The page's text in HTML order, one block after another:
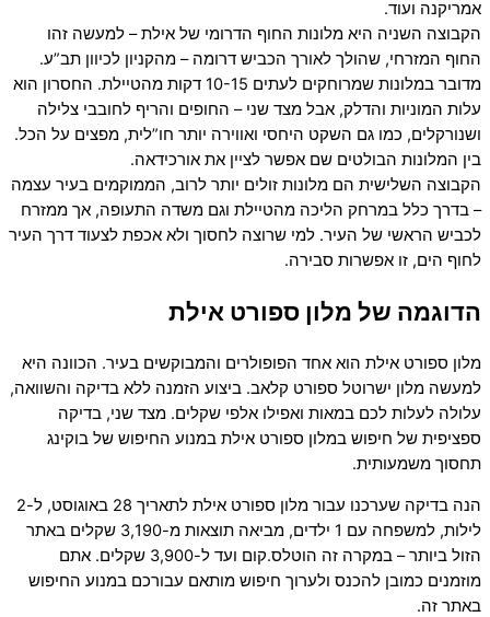
אמריקנה ועוד.
הקבוצה השניה היא מלונות החוף הדרומי של אילת – למעשה זהו
החוף המזרחי, שהולך לאורך הכביש דרומה – מהקניון לכיוון תב”ע.
מדובר במלונות שמרוחקים לעתים 10-15 דקות מהטיילת. החסרון הוא
עלות המוניות והדלק, אבל מצד שני – החופים והריף לחובבי צלילה
ושנורקלים, כמו גם השקט היחסי ואווירה יותר חו”לית, מפצים על הכל.
בין המלונות הבולטים שם אפשר לציין את אורכידאה.
הקבוצה השלישית הם מלונות זולים יותר לרוב, הממוקמים בעיר עצמה
– בדרך כלל במרחק הליכה מהטיילת וגם משדה התעופה, אך ממזרח
לכביש הראשי של העיר. למי שרוצה לחסוך ולא אכפת לצעוד דרך העיר
לחוף הים, זו אפשרות סבירה.
הדוגמה של מלון ספורט אילת
מלון ספורט אילת הוא אחד הפופולרים והמבוקשים בעיר. הכוונה היא
למעשה מלון ישרוטל ספורט קלאב. ביצוע הזמנה ללא בדיקה והשוואה,
עלולה לעלות לכם במאות ואפילו אלפי שקלים. מצד שני, בדיקה
ספציפית של חיפוש במלון ספורט אילת במנוע החיפוש של בוקינג
תחסוך משמעותית.
הנה בדיקה שערכנו עבור מלון ספורט אילת לתאריך 28 באוגוסט, ל-2
לילות, למשפחה עם 1 ילדים, מביאה תוצאות מ-3,190 שקלים באתר
הזול ביותר – במקרה זה הוטלס.קום ועד ל-3,900 שקלים. אתם
מוזמנים כמובן להכנס ולערוך חיפוש מותאם עבורכם במנוע החיפוש
באתר זה.